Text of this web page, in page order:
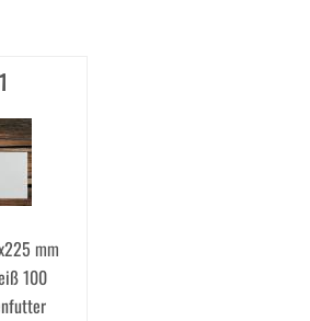
mm
100